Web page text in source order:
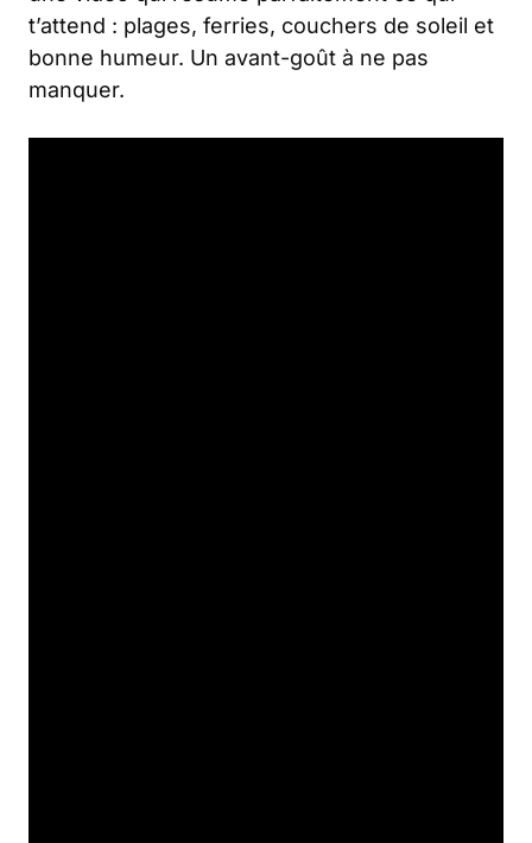
t’attend : plages, ferries, couchers de soleil et
bonne humeur. Un avant-goût à ne pas
manquer.